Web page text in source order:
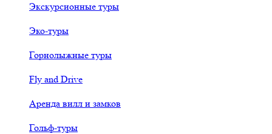
Экскурсионные туры
Эко-туры
Горнолыжные туры
Fly and Drive
Аренда вилл и замков
Гольф-туры